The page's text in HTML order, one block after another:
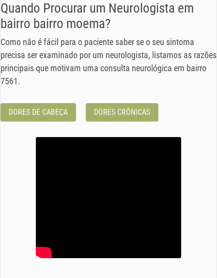
Quando Procurar um Neurologista em
bairro bairro moema?
Como não é fácil para o paciente saber se o seu sintoma
precisa ser examinado por um neurologista, listamos as razões
principais que motivam uma consulta neurológica em bairro
7561.
DORES DE CABEÇA DORES CRÔNICAS